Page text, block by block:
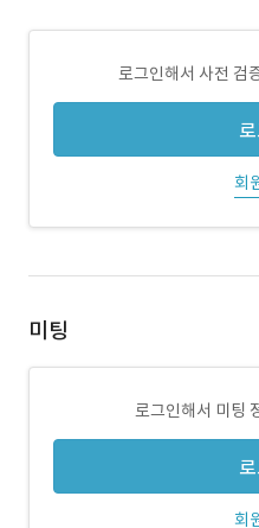
로그인해서 사전 검
회
미팅
로그인해서 미팅
회